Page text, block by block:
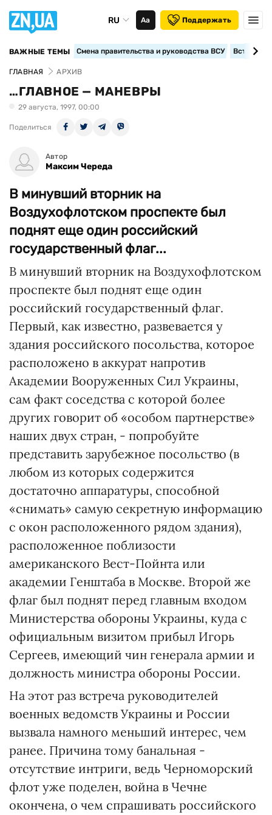
RU Аа Поддержать
ВАЖНЫЕ ТЕМЫ Смена правительства и руководства ВСУ
ГЛАВНАЯ АРХИВ
…ГЛАВНОЕ — МАНЕВРЫ
29 августа, 1997, 00:00
Поделиться
Автор
Максим Череда
В минувший вторник на
Воздухофлотском проспекте был
поднят еще один российский
государственный флаг...
В минувший вторник на Воздухофлотском
проспекте был поднят еще один
российский государственный флаг.
Первый, как известно, развевается у
здания российского посольства, которое
расположено в аккурат напротив
Академии Вооруженных Cил Украины,
сам факт соседства с которой более
других говорит об «особом партнерстве»
наших двух стран, - попробуйте
представить зарубежное посольство (в
любом из которых содержится
достаточно аппаратуры, способной
«снимать» самую секретную информацию
с окон расположенного рядом здания),
расположенное поблизости
американского Вест-Пойнта или
академии Генштаба в Москве. Второй же
флаг был поднят перед главным входом
Министерства обороны Украины, куда с
официальным визитом прибыл Игорь
Сергеев, имеющий чин генерала армии и
должность министра обороны России.
На этот раз встреча руководителей
военных ведомств Украины и России
вызвала намного меньший интерес, чем
ранее. Причина тому банальная -
отсутствие интриги, ведь Черноморский
флот уже поделен, война в Чечне
окончена, о чем спрашивать российского